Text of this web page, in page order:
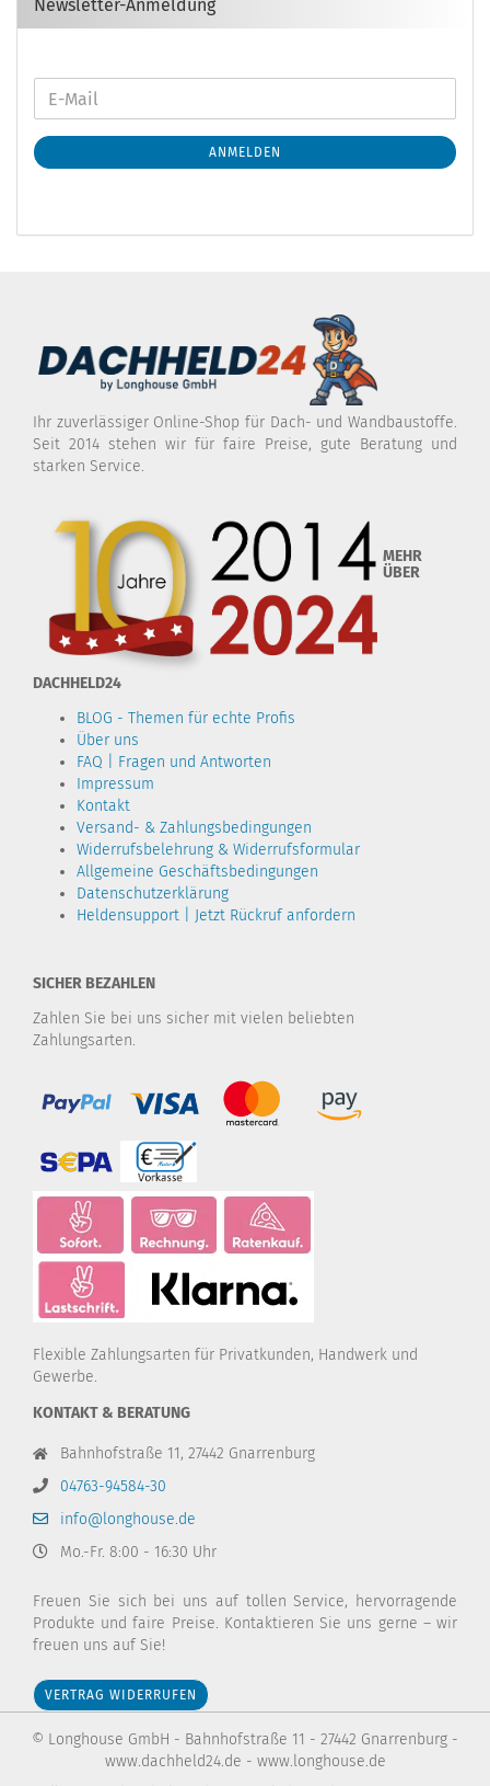
Diese Webseite verwendet Cookies und andere
Technologien
Wir verwenden Cookies und ähnliche Technologien, auch von
Newsletter-Anmeldung
ANMELDEN
Ihr zuverlässiger Online-Shop für Dach- und Wandbaustoffe.
Seit 2014 stehen wir für faire Preise, gute Beratung und
starken Service.
MEHR
ÜBER
DACHHELD24
BLOG - Themen für echte Profis
Über uns
FAQ | Fragen und Antworten
Impressum
Kontakt
Versand- & Zahlungsbedingungen
Widerrufsbelehrung & Widerrufsformular
Allgemeine Geschäftsbedingungen
Datenschutzerklärung
Heldensupport | Jetzt Rückruf anfordern
SICHER BEZAHLEN
Zahlen Sie bei uns sicher mit vielen beliebten
Zahlungsarten.
Flexible Zahlungsarten für Privatkunden, Handwerk und
Gewerbe.
KONTAKT & BERATUNG
Bahnhofstraße 11, 27442 Gnarrenburg
04763-94584-30
info@longhouse.de
Mo.-Fr. 8:00 - 16:30 Uhr
Freuen Sie sich bei uns auf tollen Service, hervorragende
Produkte und faire Preise. Kontaktieren Sie uns gerne – wir
freuen uns auf Sie!
VERTRAG WIDERRUFEN
© Longhouse GmbH - Bahnhofstraße 11 - 27442 Gnarrenburg -
www.dachheld24.de - www.longhouse.de